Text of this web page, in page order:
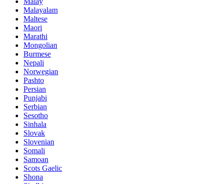
Malayalam
Maltese
Maori
Marathi
Mongolian
Burmese
Nepali
Norwegian
Pashto
Persian
Punjabi
Serbian
Sesotho
Sinhala
Slovak
Slovenian
Somali
Samoan
Scots Gaelic
Shona